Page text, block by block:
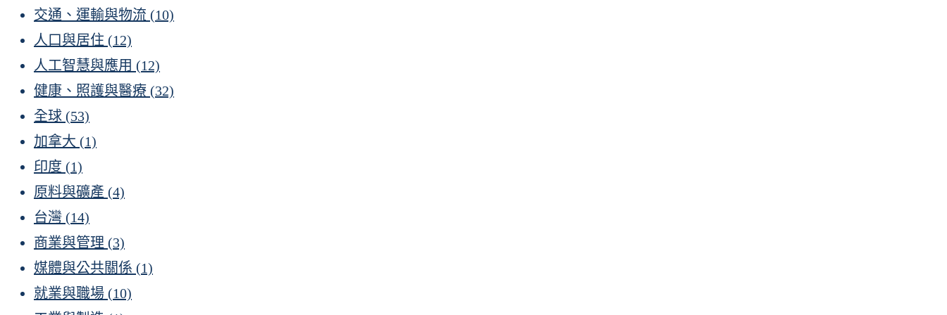
交通、運輸與物流 (10)
人口與居住 (12)
人工智慧與應用 (12)
健康、照護與醫療 (32)
全球 (53)
加拿大 (1)
印度 (1)
原料與礦產 (4)
台灣 (14)
商業與管理 (3)
媒體與公共關係 (1)
就業與職場 (10)